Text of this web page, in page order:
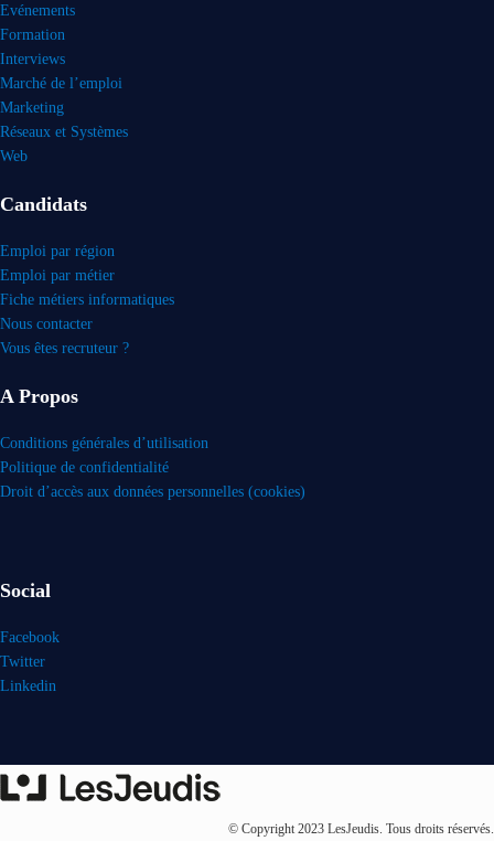
Evénements
Formation
Interviews
Marché de l’emploi
Marketing
Réseaux et Systèmes
Web
Candidats
Emploi par région
Emploi par métier
Fiche métiers informatiques
Nous contacter
Vous êtes recruteur ?
A Propos
Conditions générales d’utilisation
Politique de confidentialité
Droit d’accès aux données personnelles (cookies)
Social
Facebook
Twitter
Linkedin
© Copyright 2023 LesJeudis. Tous droits réservés.